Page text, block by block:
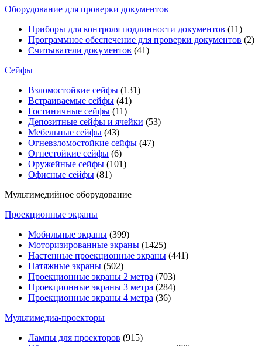
Оборудование для проверки документов
Приборы для контроля подлинности документов (11)
Программное обеспечение для проверки документов (2)
Считыватели документов (41)
Сейфы
Взломостойкие сейфы (131)
Встраиваемые сейфы (41)
Гостиничные сейфы (11)
Депозитные сейфы и ячейки (53)
Мебельные сейфы (43)
Огневзломостойкие сейфы (47)
Огнестойкие сейфы (6)
Оружейные сейфы (101)
Офисные сейфы (81)
Мультимедийное оборудование
Проекционные экраны
Мобильные экраны (399)
Моторизированные экраны (1425)
Настенные проекционные экраны (441)
Натяжные экраны (502)
Проекционные экраны 2 метра (703)
Проекционные экраны 3 метра (284)
Проекционные экраны 4 метра (36)
Мультимедиa-проекторы
Лампы для проекторов (915)